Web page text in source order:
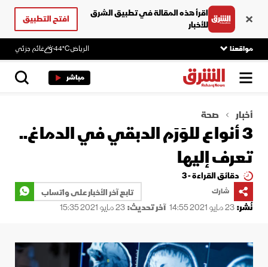
اقرأ هذه المقالة في تطبيق الشرق
للأخبار
افتح التطبيق
مواقعنا الرياض44°C غائم جزئي
مباشر
أخبار صحة
3 أنواع للوَرَم الدبقي في الدماغ..
تعرف إليها
دقائق القراءة - 3
شارك
تابع آخر الأخبار على واتساب
نُشر:23 مايو 2021 14:55 آخر تحديث:23 مايو 2021 15:35